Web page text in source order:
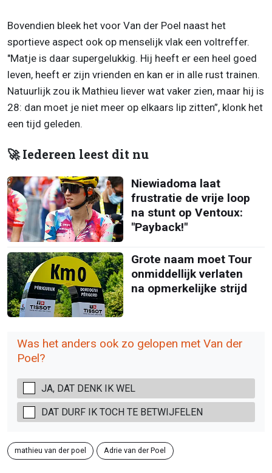
Bovendien bleek het voor Van der Poel naast het
sportieve aspect ook op menselijk vlak een voltreffer.
"Matje is daar supergelukkig. Hij heeft er een heel goed
leven, heeft er zijn vrienden en kan er in alle rust trainen.
Natuurlijk zou ik Mathieu liever wat vaker zien, maar hij is
28: dan moet je niet meer op elkaars lip zitten”, klonk het
een tijd geleden.
🚀 Iedereen leest dit nu
Niewiadoma laat
frustratie de vrije loop
na stunt op Ventoux:
"Payback!"
Grote naam moet Tour
onmiddellijk verlaten
na opmerkelijke strijd
Was het anders ook zo gelopen met Van der
Poel?
JA, DAT DENK IK WEL
DAT DURF IK TOCH TE BETWIJFELEN
mathieu van der poel Adrie van der Poel